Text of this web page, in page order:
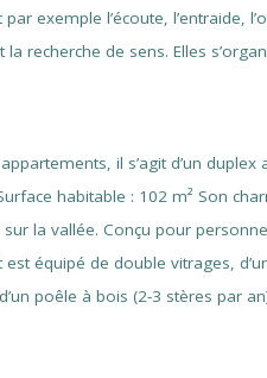
exemple l’écoute, l’entraide,
recherche de sens. Elles
il s’agit d’un
habitable : 102 m² Son
la vallée. Conçu pour
équipé de double vitrages,
poêle à bois (2-3 stères par